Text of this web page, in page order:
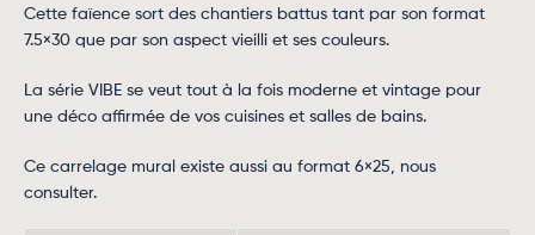
Cette faïence sort des chantiers battus tant par son format
7.5×30 que par son aspect vieilli et ses couleurs.
La série VIBE se veut tout à la fois moderne et vintage pour
une déco affirmée de vos cuisines et salles de bains.
Ce carrelage mural existe aussi au format 6×25, nous
consulter.